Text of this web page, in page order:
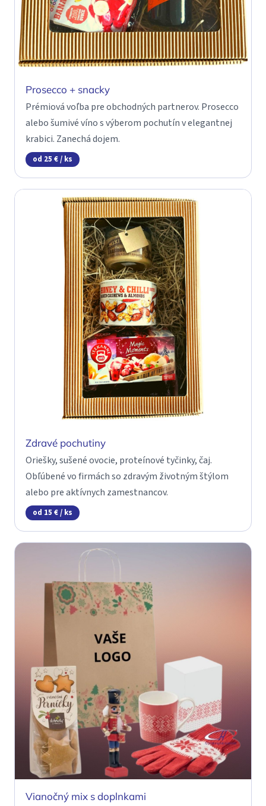
Prosecco + snacky
Prémiová voľba pre obchodných partnerov. Prosecco
alebo šumivé víno s výberom pochutín v elegantnej
krabici. Zanechá dojem.
od 25 € / ks
Zdravé pochutiny
Oriešky, sušené ovocie, proteínové tyčinky, čaj.
Obľúbené vo firmách so zdravým životným štýlom
alebo pre aktívnych zamestnancov.
od 15 € / ks
Vianočný mix s doplnkami